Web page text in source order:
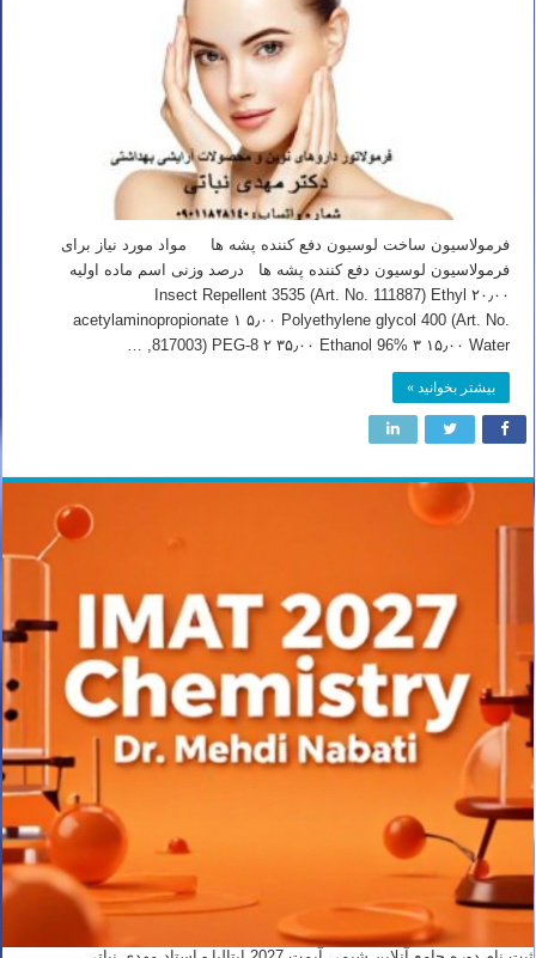
فرمولاسیون ساخت لوسیون دفع کننده پشه ها مواد مورد نیاز برای
فرمولاسیون لوسیون دفع کننده پشه ها درصد وزنی اسم ماده اولیه
۲۰٫۰۰ Insect Repellent 3535 (Art. No. 111887) Ethyl
acetylaminopropionate ۱ ۵٫۰۰ Polyethylene glycol 400 (Art. No.
817003) PEG-8 ۲ ۳۵٫۰۰ Ethanol 96% ۳ ۱۵٫۰۰ Water, …
بیشتر بخوانید »